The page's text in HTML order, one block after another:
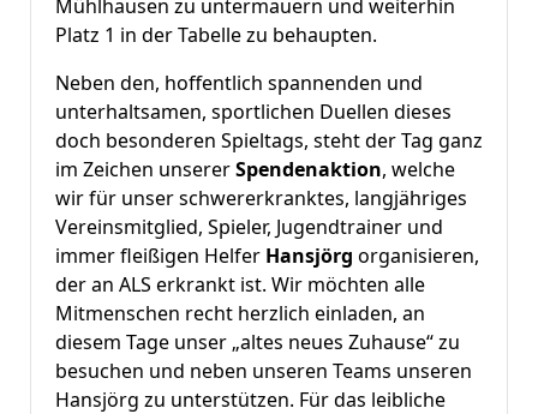
Mühlhausen zu untermauern und weiterhin
Platz 1 in der Tabelle zu behaupten.
Neben den, hoffentlich spannenden und
unterhaltsamen, sportlichen Duellen dieses
doch besonderen Spieltags, steht der Tag ganz
im Zeichen unsererSpendenaktion, welche
wir für unser schwererkranktes, langjähriges
Vereinsmitglied, Spieler, Jugendtrainer und
immer fleißigen Helfer Hansjörg organisieren,
der an ALS erkrankt ist. Wir möchten alle
Mitmenschen recht herzlich einladen, an
diesem Tage unser „altes neues Zuhause“ zu
besuchen und neben unseren Teams unseren
Hansjörg zu unterstützen. Für das leibliche